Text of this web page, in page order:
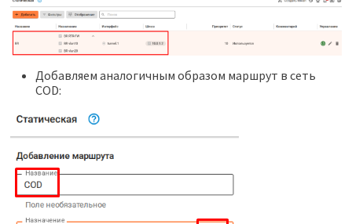
Добавляем аналогичным образом маршрут в сеть
COD: